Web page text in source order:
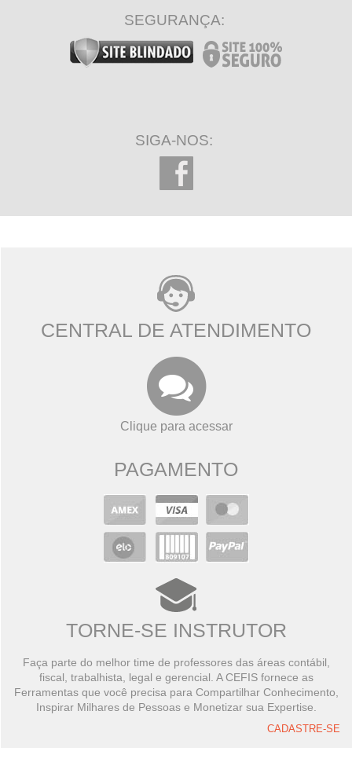
SEGURANÇA:
SIGA-NOS:
CENTRAL DE ATENDIMENTO
Clique para acessar
PAGAMENTO
TORNE-SE INSTRUTOR
Faça parte do melhor time de professores das áreas contábil,
fiscal, trabalhista, legal e gerencial. A CEFIS fornece as
Ferramentas que você precisa para Compartilhar Conhecimento,
Inspirar Milhares de Pessoas e Monetizar sua Expertise.
CADASTRE-SE